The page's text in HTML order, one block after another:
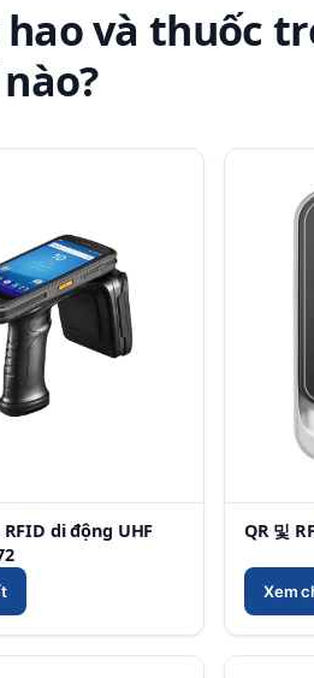
và thuốc
di động UHF
QR 및
Xem